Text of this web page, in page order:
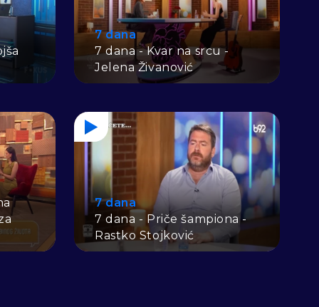
7 dana
7 dana - Kvar na srcu -
Jelena Živanović
7 dana
7 dana - Priče šampiona -
Rastko Stojković